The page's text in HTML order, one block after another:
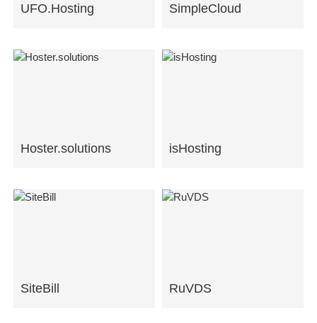
UFO.Hosting SimpleCloud
Hoster.solutions isHosting
SiteBill RuVDS